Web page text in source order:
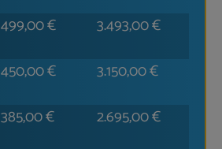
499,00€ 3.493,00€
450,00€ 3.150,00€
385,00€ 2.695,00€